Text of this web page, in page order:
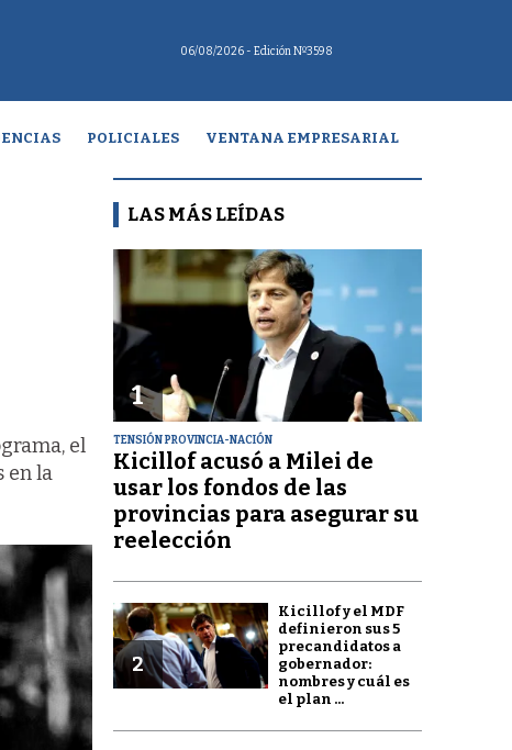
06/08/2026 - Edición Nº3598
POLICIALES VENTANA EMPRESARIAL
el
en la
LAS MÁS LEÍDAS
1
TENSIÓN PROVINCIA-NACIÓN
Kicillof acusó a Milei de
usar los fondos de las
provincias para asegurar su
reelección
2
Kicillof y el MDF
definieron sus 5
precandidatos a
gobernador:
nombres y cuál es
el plan ...